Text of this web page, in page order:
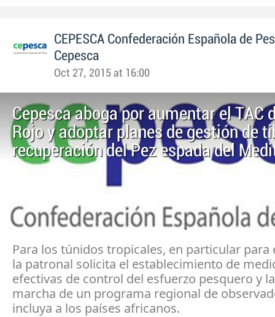
CEPESCA Confederación Española de
Cepesca
Oct 27, 2015 at 16:00
Cepesca aboga por aumentar el TAC
Rojo y adoptar planes de gestión de
recuperación del Pez espada del
Para los túnidos tropicales, en particular para
la patronal solicita el establecimiento de
efectivas de control del esfuerzo pesquero y
marcha de un programa regional de
incluya a los países africanos.